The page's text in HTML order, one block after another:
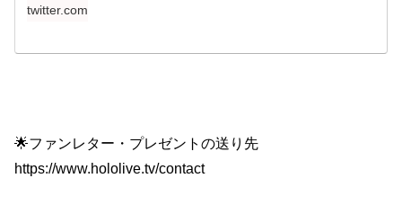
twitter.com
🌟ファンレター・プレゼントの送り先
https://www.hololive.tv/contact